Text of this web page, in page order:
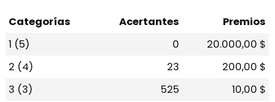
Categorías Acertantes
Premios
1 (5)
0
20.000,00 $
2 (4)
23
200,00 $
3 (3)
525
10,00 $